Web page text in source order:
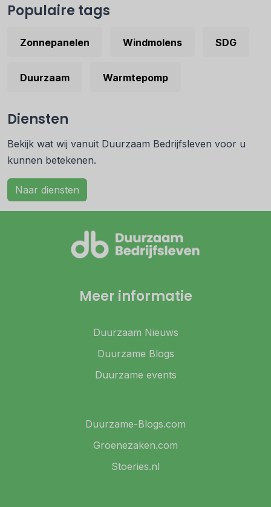
Populaire tags
Zonnepanelen Windmolens SDG
Duurzaam Warmtepomp
Diensten
Bekijk wat wij vanuit Duurzaam Bedrijfsleven voor u
kunnen betekenen.
Naar diensten
Meer informatie
Duurzaam Nieuws
Duurzame Blogs
Duurzame events
Duurzame-Blogs.com
Groenezaken.com
Stoeries.nl